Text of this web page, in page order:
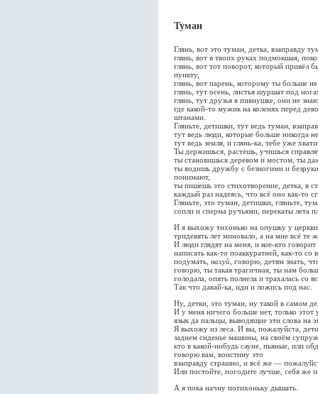
Туман
Глянь, вот это туман, детка, взаправду
глянь, вот в твоих руках подмокшая,
глянь, вот тот поворот, который привёл
пункту,
глянь, вот парень, которому ты больше
глянь, тут осень, листья шуршат под
глянь, тут друзья в пивнушке, они не
где какой-то мужик на коленях перед
штанами.
Гляньте, детишки, тут ведь туман,
тут ведь люди, которые больше никогда
тут ведь земля, и глянь-ка, тебе уже
Ты держишься, растёшь, учишься
ты становишься деревом и мостом, ты
ты водишь дружбу с безногими и
понимают,
ты пишешь это стихотворение, детка, в
каждый раз надеясь, что всё оно как-то
Гляньте, это туман, детишки, гляньте,
сопли и сперма ручьями, перекаты лета
И я выхожу тихонько на опушку у
тридевять лет миновало, а на мне всё те
И люди глядят на меня, и кое-кто
написать как-то поаккуратней, как-то со
подумать, нахуй, говорю, детям знать,
говорю, ты такая трагичная, ты нам
голодала, опять полнела и трахалась со
Так что давай-ка, иди и ложись под нас.
Ну, детки, это туман, ну такой в самом
И у меня ничего больше нет, только
язык да пальцы, выводящие эти слова на
Я выхожу из леса. И вы, пожалуйста,
заднем сиденье машины, на своём
кто в какой-нибудь сауне, пьяные, или
говорю вам, воистину это
взаправду страшно, и всё же —
Или постойте, погодите лучше, себя же
А я пока начну потихоньку дышать.